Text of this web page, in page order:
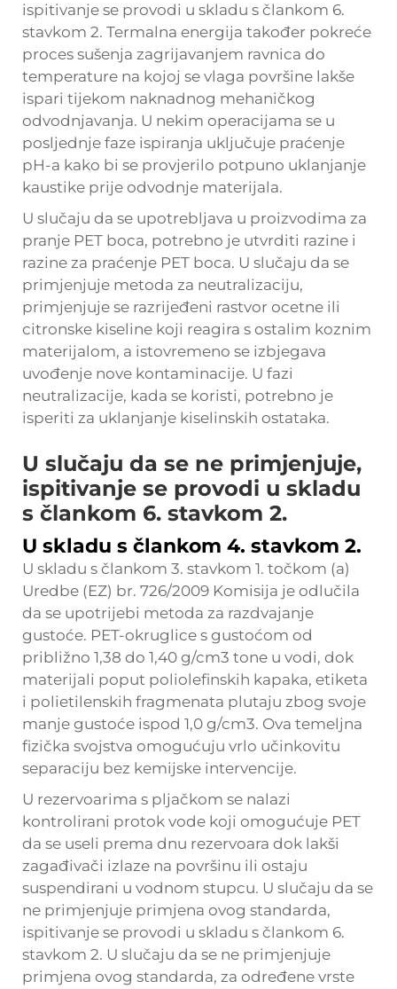
ispitivanje se provodi u skladu s člankom 6.
stavkom 2. Termalna energija također pokreće
proces sušenja zagrijavanjem ravnica do
temperature na kojoj se vlaga površine lakše
ispari tijekom naknadnog mehaničkog
odvodnjavanja. U nekim operacijama se u
posljednje faze ispiranja uključuje praćenje
pH-a kako bi se provjerilo potpuno uklanjanje
kaustike prije odvodnje materijala.
U slučaju da se upotrebljava u proizvodima za
pranje PET boca, potrebno je utvrditi razine i
razine za praćenje PET boca. U slučaju da se
primjenjuje metoda za neutralizaciju,
primjenjuje se razrijeđeni rastvor ocetne ili
citronske kiseline koji reagira s ostalim koznim
materijalom, a istovremeno se izbjegava
uvođenje nove kontaminacije. U fazi
neutralizacije, kada se koristi, potrebno je
isperiti za uklanjanje kiselinskih ostataka.
U slučaju da se ne primjenjuje,
ispitivanje se provodi u skladu
s člankom 6. stavkom 2.
U skladu s člankom 4. stavkom 2.
U skladu s člankom 3. stavkom 1. točkom (a)
Uredbe (EZ) br. 726/2009 Komisija je odlučila
da se upotrijebi metoda za razdvajanje
gustoće. PET-okruglice s gustoćom od
približno 1,38 do 1,40 g/cm3 tone u vodi, dok
materijali poput poliolefinskih kapaka, etiketa
i polietilenskih fragmenata plutaju zbog svoje
manje gustoće ispod 1,0 g/cm3. Ova temeljna
fizička svojstva omogućuju vrlo učinkovitu
separaciju bez kemijske intervencije.
U rezervoarima s pljačkom se nalazi
kontrolirani protok vode koji omogućuje PET
da se useli prema dnu rezervoara dok lakši
zagađivači izlaze na površinu ili ostaju
suspendirani u vodnom stupcu. U slučaju da se
ne primjenjuje primjena ovog standarda,
ispitivanje se provodi u skladu s člankom 6.
stavkom 2. U slučaju da se ne primjenjuje
primjena ovog standarda, za određene vrste